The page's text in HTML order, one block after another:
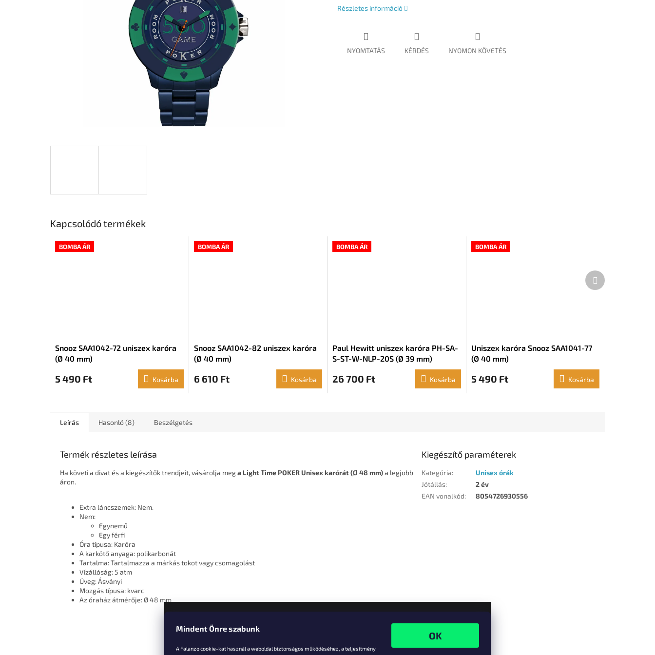
Mindent Önre szabunk
A Falanzo cookie-kat használ a weboldal biztonságos működéséhez, a teljesítmény
Részletes információ
NYOMTATÁS KÉRDÉS NYOMON KÖVETÉS
Kapcsolódó termékek
BOMBA ÁR
Snooz SAA1042-72 uniszex karóra
(Ø 40 mm)
5 490 Ft Kosárba
BOMBA ÁR
Snooz SAA1042-82 uniszex karóra
(Ø 40 mm)
6 610 Ft Kosárba
BOMBA ÁR
Paul Hewitt uniszex karóra PH-SA-
S-ST-W-NLP-20S (Ø 39 mm)
26 700 Ft Kosárba
BOMBA ÁR
Uniszex karóra Snooz SAA1041-77
(Ø 40 mm)
5 490 Ft Kosárba
Következő
termék
Leírás Hasonló (8) Beszélgetés
Termék részletes leírása
Ha követi a divat és a kiegészítők trendjeit, vásárolja mega Light Time POKER Unisex karórát (Ø 48 mm)a legjobb
áron.
Extra láncszemek: Nem.
Nem:
Egynemű
Egy férfi
Óra típusa: Karóra
A karkötő anyaga: polikarbonát
Tartalma: Tartalmazza a márkás tokot vagy csomagolást
Vízállóság: 5 atm
Üveg: Ásványi
Mozgás típusa: kvarc
Az óraház átmérője: Ø 48 mm
Kiegészítő paraméterek
Kategória:
Unisex órák
Jótállás:
2 év
EAN vonalkód: 8054726930556